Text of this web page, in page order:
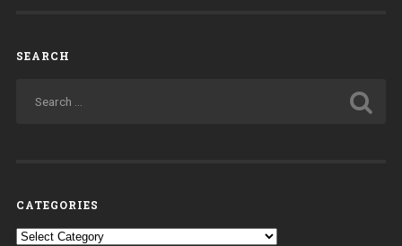
SEARCH
CATEGORIES
Categories